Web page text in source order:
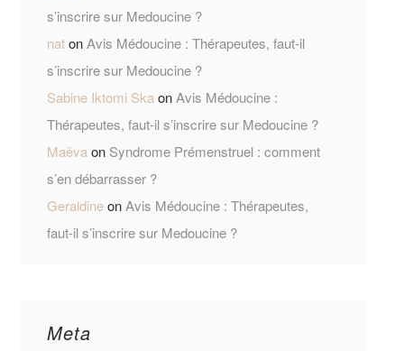
s’inscrire sur Medoucine ?
natonAvis Médoucine : Thérapeutes, faut-il
s’inscrire sur Medoucine ?
Sabine Iktomi SkaonAvis Médoucine :
Thérapeutes, faut-il s’inscrire sur Medoucine ?
Maëvaon Syndrome Prémenstruel : comment
s’en débarrasser ?
GeraldineonAvis Médoucine : Thérapeutes,
faut-il s’inscrire sur Medoucine ?
Meta